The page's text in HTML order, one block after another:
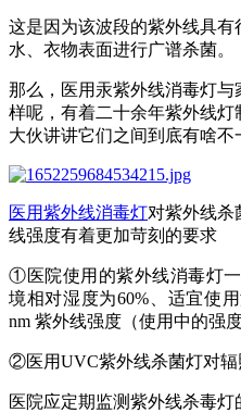
这是因为该波段的紫外线具有
水、衣物表面进行广谱杀菌。
那么，医用汞紫外线消毒灯
样呢，有着二十余年紫外线灯
大伙讲讲它们之间到底有啥不
医用紫外线消毒灯对紫外线杀
线强度有着更加苛刻的要求
①医院使用的紫外线消毒灯
境相对湿度为60%、适宜使
nm 紫外线强度（使用中的强
②医用UVC紫外线杀菌灯对辐
医院应定期监测紫外线杀毒